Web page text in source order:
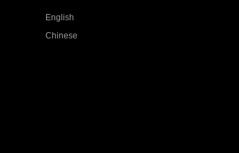
English
Chinese